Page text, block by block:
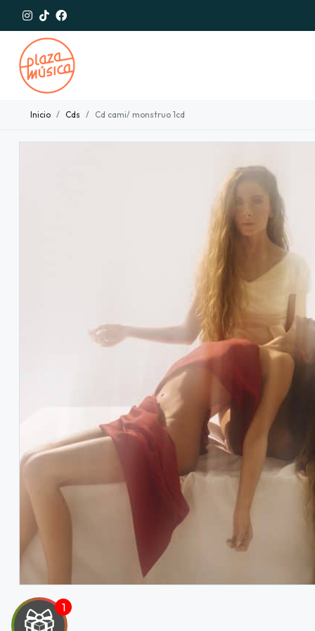
Inicio Cds Cd cami/ monstruo 1cd